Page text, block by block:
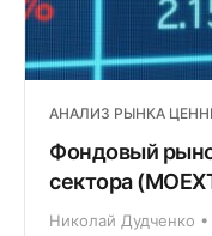
АНАЛИЗ РЫНКА
Фондовый
сектора
Николай Дудченко